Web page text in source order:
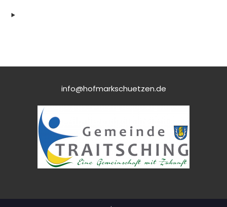
info@hofmarkschuetzen.de